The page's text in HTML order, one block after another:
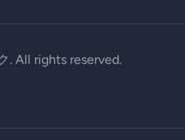
. All rights reserved.